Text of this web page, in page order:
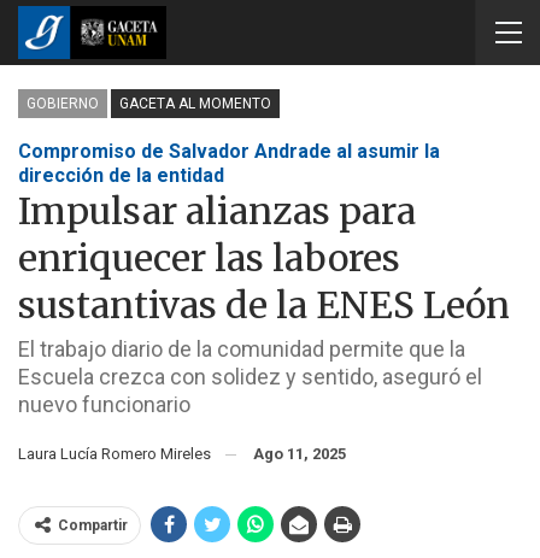
GOBIERNO GACETA AL MOMENTO
Compromiso de Salvador Andrade al asumir la
dirección de la entidad
Impulsar alianzas para
enriquecer las labores
sustantivas de la ENES León
El trabajo diario de la comunidad permite que la
Escuela crezca con solidez y sentido, aseguró el
nuevo funcionario
Laura Lucía Romero Mireles Ago 11, 2025
Compartir